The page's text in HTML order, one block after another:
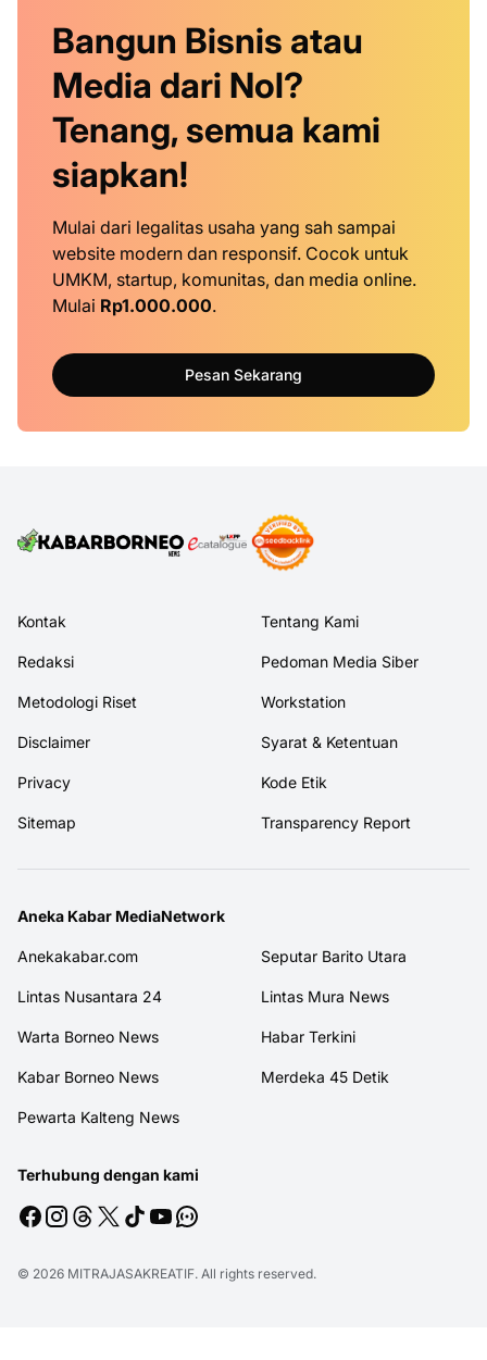
Bangun Bisnis atau
Media dari Nol?
Tenang, semua kami
siapkan!
Mulai dari legalitas usaha yang sah sampai
website modern dan responsif. Cocok untuk
UMKM, startup, komunitas, dan media online.
Mulai Rp1.000.000.
Pesan Sekarang
Kontak Tentang Kami
Redaksi Pedoman Media Siber
Metodologi Riset Workstation
Disclaimer Syarat & Ketentuan
Privacy Kode Etik
Sitemap Transparency Report
Aneka Kabar MediaNetwork
Anekakabar.com Seputar Barito Utara
Lintas Nusantara 24 Lintas Mura News
Warta Borneo News Habar Terkini
Kabar Borneo News Merdeka 45 Detik
Pewarta Kalteng News
Terhubung dengan kami
© 2026 MITRAJASAKREATIF. All rights reserved.